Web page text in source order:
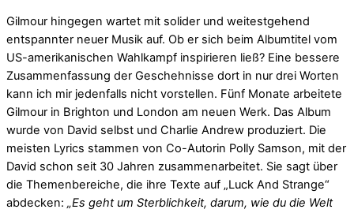
Gilmour hingegen wartet mit solider und weitestgehend
entspannter neuer Musik auf. Ob er sich beim Albumtitel vom
US-amerikanischen Wahlkampf inspirieren ließ? Eine bessere
Zusammenfassung der Geschehnisse dort in nur drei Worten
kann ich mir jedenfalls nicht vorstellen. Fünf Monate arbeitete
Gilmour in Brighton und London am neuen Werk. Das Album
wurde von David selbst und Charlie Andrew produziert. Die
meisten Lyrics stammen von Co-Autorin Polly Samson, mit der
David schon seit 30 Jahren zusammenarbeitet. Sie sagt über
die Themenbereiche, die ihre Texte auf „Luck And Strange“
abdecken: „Es geht um Sterblichkeit, darum, wie du die Welt